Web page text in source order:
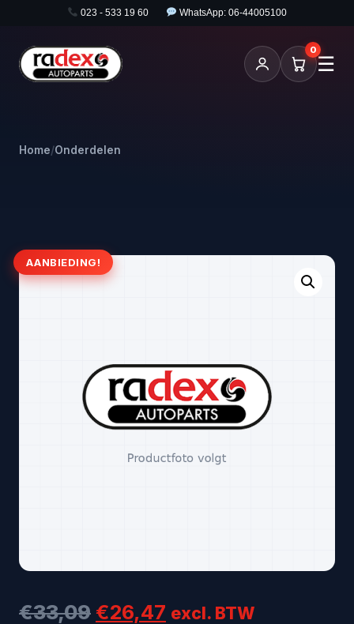
023 - 533 19 60 WhatsApp: 06-44005100
0
☰
Home/Onderdelen
AANBIEDING!
€33,09Oorspronkelijke
€26,47 Huidige
excl. BTW